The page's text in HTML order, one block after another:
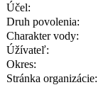
Účel:
Druh povolenia:
Charakter vody:
Úžívateľ:
Okres:
Stránka organizácie: